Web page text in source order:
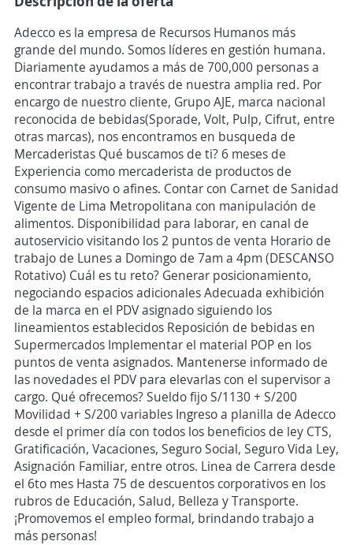
Adecco es la empresa de Recursos Humanos más
grande del mundo. Somos líderes en gestión humana.
Diariamente ayudamos a más de 700,000 personas a
encontrar trabajo a través de nuestra amplia red. Por
encargo de nuestro cliente, Grupo AJE, marca nacional
reconocida de bebidas(Sporade, Volt, Pulp, Cifrut, entre
otras marcas), nos encontramos en busqueda de
Mercaderistas Qué buscamos de ti? 6 meses de
Experiencia como mercaderista de productos de
consumo masivo o afines. Contar con Carnet de Sanidad
Vigente de Lima Metropolitana con manipulación de
alimentos. Disponibilidad para laborar, en canal de
autoservicio visitando los 2 puntos de venta Horario de
trabajo de Lunes a Domingo de 7am a 4pm (DESCANSO
Rotativo) Cuál es tu reto? Generar posicionamiento,
negociando espacios adicionales Adecuada exhibición
de la marca en el PDV asignado siguiendo los
lineamientos establecidos Reposición de bebidas en
Supermercados Implementar el material POP en los
puntos de venta asignados. Mantenerse informado de
las novedades el PDV para elevarlas con el supervisor a
cargo. Qué ofrecemos? Sueldo fijo S/1130 + S/200
Movilidad + S/200 variables Ingreso a planilla de Adecco
desde el primer día con todos los beneficios de ley CTS,
Gratificación, Vacaciones, Seguro Social, Seguro Vida Ley,
Asignación Familiar, entre otros. Linea de Carrera desde
el 6to mes Hasta 75 de descuentos corporativos en los
rubros de Educación, Salud, Belleza y Transporte.
¡Promovemos el empleo formal, brindando trabajo a
más personas!